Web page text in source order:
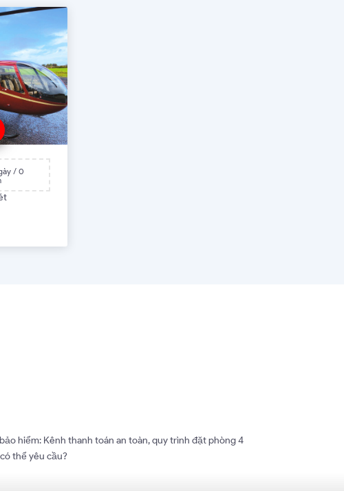
/ 0
hiểm: Kênh thanh toán an toàn, quy trình đặt phòng 4
thể yêu cầu?